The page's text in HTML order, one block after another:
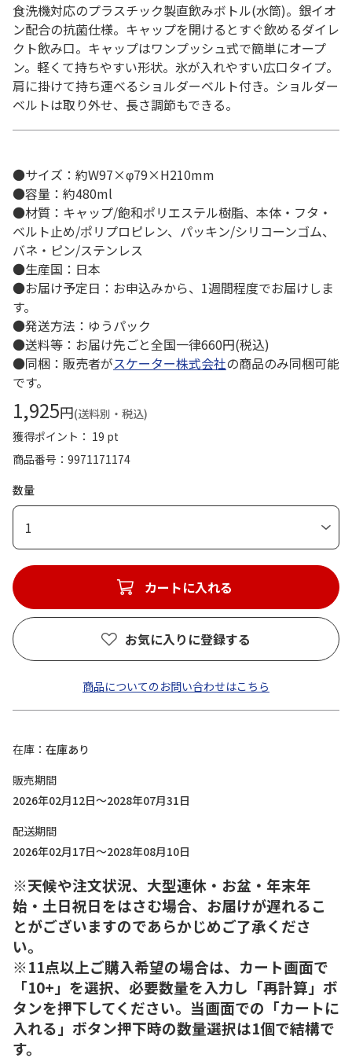
食洗機対応のプラスチック製直飲みボトル(水筒)。銀イオ
ン配合の抗菌仕様。キャップを開けるとすぐ飲めるダイレ
クト飲み口。キャップはワンプッシュ式で簡単にオープ
ン。軽くて持ちやすい形状。氷が入れやすい広口タイプ。
肩に掛けて持ち運べるショルダーベルト付き。ショルダー
ベルトは取り外せ、長さ調節もできる。
●サイズ：約W97×φ79×H210mm
●容量：約480ml
●材質：キャップ/飽和ポリエステル樹脂、本体・フタ・
ベルト止め/ポリプロピレン、パッキン/シリコーンゴム、
バネ・ピン/ステンレス
●生産国：日本
●お届け予定日：お申込みから、1週間程度でお届けしま
す。
●発送方法：ゆうパック
●送料等：お届け先ごと全国一律660円(税込)
●同梱：販売者がスケーター株式会社の商品のみ同梱可能
です。
1,925円(送料別・税込)
獲得ポイント： 19 pt
商品番号
9971171174
数量
1
カートに入れる
お気に入りに登録する
商品についてのお問い合わせはこちら
在庫
在庫あり
販売期間
2026年02月12日～2028年07月31日
配送期間
2026年02月17日～2028年08月10日
※天候や注文状況、大型連休・お盆・年末年
始・土日祝日をはさむ場合、お届けが遅れるこ
とがございますのであらかじめご了承くださ
い。
※11点以上ご購入希望の場合は、カート画面で
「10+」を選択、必要数量を入力し「再計算」ボ
タンを押下してください。当画面での「カートに
入れる」ボタン押下時の数量選択は1個で結構で
す。